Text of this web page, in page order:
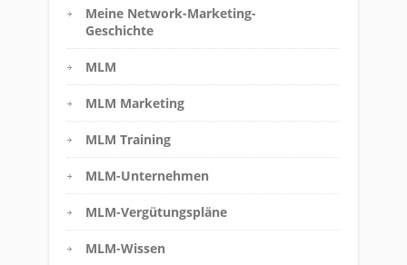
Meine Network-Marketing-
Geschichte
MLM
MLM Marketing
MLM Training
MLM-Unternehmen
MLM-Vergütungspläne
MLM-Wissen